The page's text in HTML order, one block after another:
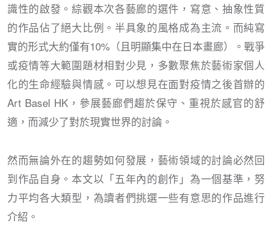
識性的啟發。綜觀本次各藝廊的選件，寫意、抽象性質
的作品佔了絕大比例。半具象的風格成為主流。而純寫
實的形式大約僅有10%（且明顯集中在日本畫廊）。戰爭
或疫情等大範圍題材相對少見，多數聚焦於藝術家個人
化的生命經驗與情感。可以想見在面對疫情之後首辦的
Art Basel HK，參展藝廊們趨於保守、重視於感官的舒
適，而減少了對於現實世界的討論。
然而無論外在的趨勢如何發展，藝術領域的討論必然回
到作品自身。本文以「五年內的創作」為一個基準，努
力平均各大類型，為讀者們挑選一些有意思的作品進行
介紹。